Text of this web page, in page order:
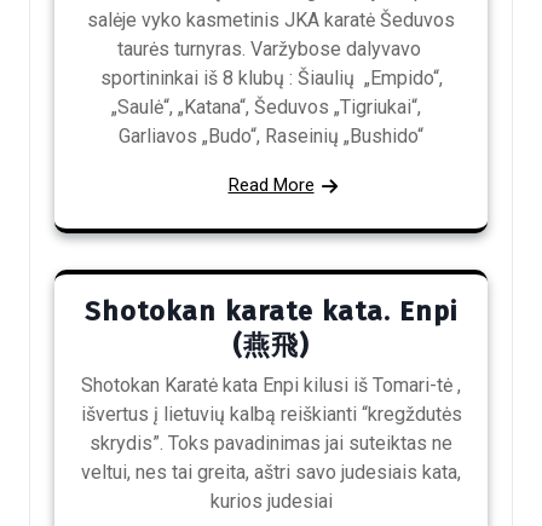
salėje vyko kasmetinis JKA karatė Šeduvos
taurės turnyras. Varžybose dalyvavo
sportininkai iš 8 klubų : Šiaulių „Empido“,
„Saulė“, „Katana“, Šeduvos „Tigriukai“,
Garliavos „Budo“, Raseinių „Bushido“
Read More
Shotokan karate kata. Enpi
(燕飛)
Shotokan Karatė kata Enpi kilusi iš Tomari-tė ,
išvertus į lietuvių kalbą reiškianti “kregždutės
skrydis”. Toks pavadinimas jai suteiktas ne
veltui, nes tai greita, aštri savo judesiais kata,
kurios judesiai